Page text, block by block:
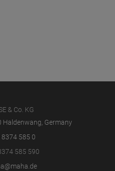
& Co. KG
Haldenwang, Germany
8374 585 0
585 590